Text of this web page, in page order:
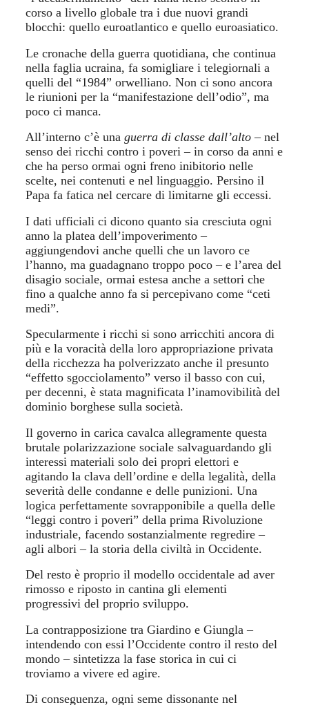
corso a livello globale tra i due nuovi grandi
blocchi: quello euroatlantico e quello euroasiatico.
Le cronache della guerra quotidiana, che continua
nella faglia ucraina, fa somigliare i telegiornali a
quelli del “1984” orwelliano. Non ci sono ancora
le riunioni per la “manifestazione dell’odio”, ma
pococi manca.
All’interno c’è unaguerra di classe dall’alto – nel
senso dei ricchi contro i poveri – in corso da anni e
che ha perso ormai ogni freno inibitorio nelle
scelte, nei contenuti e nel linguaggio.Persino il
Papa fa fatica nel cercare di limitarne gli eccessi.
I dati ufficiali ci diconoquanto sia cresciuta ogni
anno la platea dell’impoverimento –
aggiungendovi anche quelli che un lavoro ce
l’hanno, ma guadagnano troppo poco – e l’area del
disagio sociale, ormai estesa anche a settori che
fino a qualche anno fa si percepivano come “ceti
medi”.
Specularmente i ricchi si sono arricchiti ancora di
più e la voracità della loro appropriazione privata
della ricchezza ha polverizzato ancheil presunto
“effetto sgocciolamento” verso il bassocon cui,
per decenni, è stata magnificata l’inamovibilità del
dominio borghese sulla società.
Il governo in carica cavalca allegramente questa
brutale polarizzazione sociale salvaguardando gli
interessi materiali solo dei propri elettori e
agitando la clava dell’ordine e della legalità, della
severità delle condanne e delle punizioni. Una
logica perfettamente sovrapponibile a quella delle
“leggi contro i poveri” della prima Rivoluzione
industriale, facendo sostanzialmente regredire –
agli albori –la storia della civiltà in Occidente.
Del resto è proprio il modello occidentale ad aver
rimosso e riposto in cantina gli elementi
progressivi del proprio sviluppo.
La contrapposizione tra Giardino e Giungla –
intendendo con essi l’Occidente contro il resto del
mondo – sintetizza la fase storica in cui ci
troviamo a vivere ed agire.
Di conseguenza, ogni seme dissonante nel